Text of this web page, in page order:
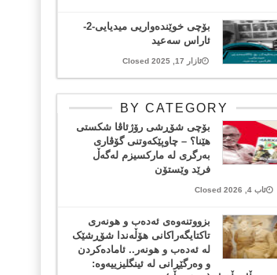
بۆچی خوێندەواریی میدیایی-2-
ئاراس سەعید
ئازار 17, 2025 Closed
BY CATEGORY
بۆچی شۆڕشی رۆژئاڤا شکستی
هێنا؟ – چاوپێکەوتنی گۆڤاری
بەرگری لە مارکسیزم لەگەڵ
فرێد وێستۆن
ئاب 4, 2026 Closed
بزووتنەوەی ئەدەب و هونەری
تاکتایگەراکانی هۆڵەندا شۆڕشێک
لە ئەدەب و هونەر.. ئامادەکردن
و وەرگێڕانی لە ئینگلیزییەوە: